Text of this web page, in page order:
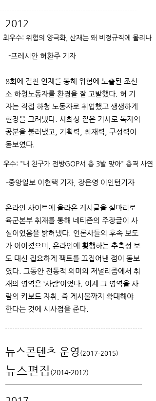
뉴스콘텐츠 운영 (2017-2015)
뉴스편집 (2014-2012)
2012
최우수: 위험의 양극화, 산재는 왜 비정규직에 몰리나
-프레시안 허환주 기자
8회에 걸친 연재를 통해 위험에 노출된 조선
소 하청노동자를 환경을 잘 고발했다. 허 기
자는 직접 하청 노동자로 취업했고 생생하게
현장을 그려냈다. 사회성 짙은 기사로 독자의
공분을 불러냈고, 기획력, 취재력, 구성력이
돋보였다.
우수: "내 친구가 전방GOP서 총 3발 맞아" 충격 사연
-중앙일보 이현택 기자, 장은영 이인턴기자
온라인 사이트에 올라온 게시글을 실마리로
육군본부 취재를 통해 네티즌의 주장글이 사
실이었음을 밝혀냈다. 언론사들의 후속 보도
가 이어졌으며, 온라인에 횡행하는 추측성 보
도 대신 집요하게 팩트를 끄집어낸 점이 돋보
였다. 그동안 전통적 의미의 저널리즘에서 취
재의 영역은 ‘사람’이었다. 이제 그 영역을 사
람의 키보드 자취, 즉 게시물까지 확대해야
한다는 것에 시사점을 준다.